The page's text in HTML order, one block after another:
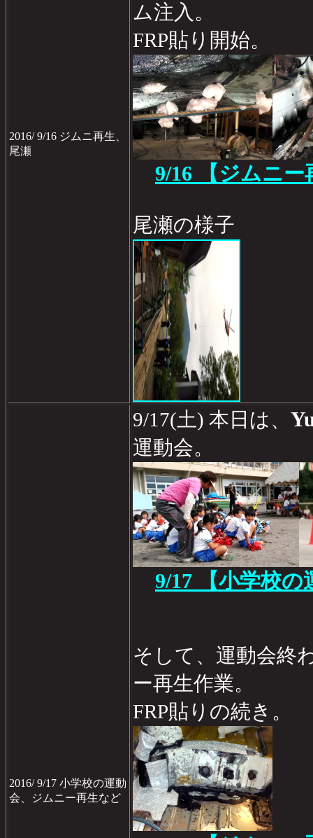
2016/ 9/16 ジムニ再生、
尾瀬
ム注入。
FRP貼り開始。
9/16 【ジムニー
尾瀬の様子
2016/ 9/17 小学校の運動
会、ジムニー再生など
9/17(土) 本日は、
運動会。
9/17 【小学校の
そして、運動会終
ー再生作業。
FRP貼りの続き。